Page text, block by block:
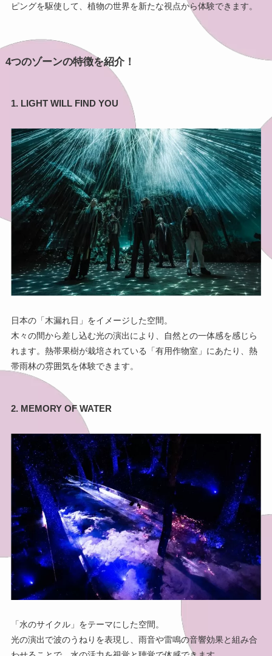
ピングを駆使して、植物の世界を新たな視点から体験できます。
4つのゾーンの特徴を紹介！
1. LIGHT WILL FIND YOU
日本の「木漏れ日」をイメージした空間。
木々の間から差し込む光の演出により、自然との一体感を感じら
れます。熱帯果樹が栽培されている「有用作物室」にあたり、熱
帯雨林の雰囲気を体験できます。
2. MEMORY OF WATER
「水のサイクル」をテーマにした空間。
光の演出で波のうねりを表現し、雨音や雷鳴の音響効果と組み合